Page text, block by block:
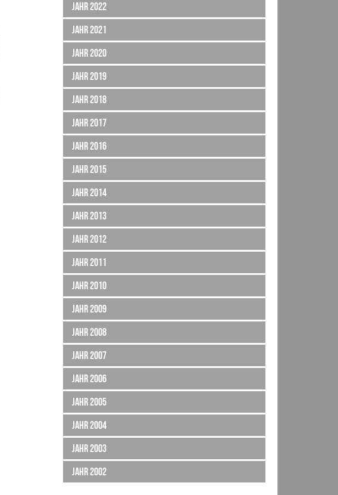
Jahr 2022
Jahr 2021
Jahr 2020
Jahr 2019
Jahr 2018
Jahr 2017
Jahr 2016
Jahr 2015
Jahr 2014
Jahr 2013
Jahr 2012
Jahr 2011
Jahr 2010
Jahr 2009
Jahr 2008
Jahr 2007
Jahr 2006
Jahr 2005
Jahr 2004
Jahr 2003
Jahr 2002